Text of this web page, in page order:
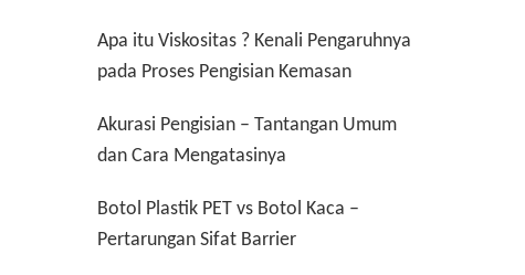
Apa itu Viskositas ? Kenali Pengaruhnya
pada Proses Pengisian Kemasan
Akurasi Pengisian – Tantangan Umum
dan Cara Mengatasinya
Botol Plastik PET vs Botol Kaca –
Pertarungan Sifat Barrier